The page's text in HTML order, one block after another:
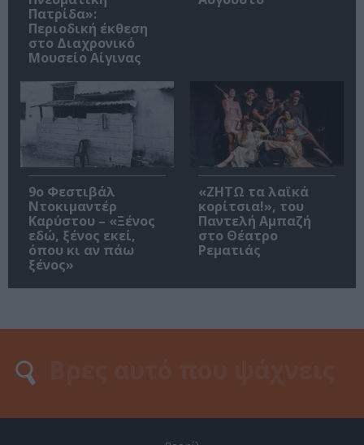
Πατρίδα»:
Περιοδική έκθεση
στο Διαχρονικό
Μουσείο Αίγινας
9ο Φεστιβάλ
Ντοκιμαντέρ
Καρύστου – «Ξένος
εδώ, ξένος εκεί,
όπου κι αν πάω
ξένος»
«ΖΗΤΩ τα λαϊκά
κορίτσια!», του
Παντελή Αμπαζή
στο Θέατρο
Ρεματιάς